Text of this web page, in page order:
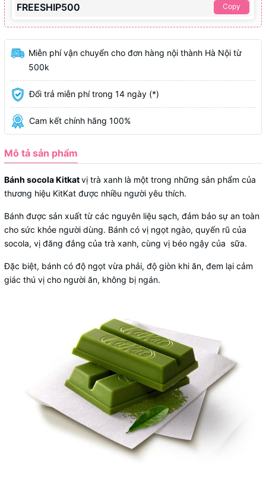
FREESHIP500 Copy
Miễn phí vận chuyển cho đơn hàng nội thành Hà Nội từ
500k
Đổi trả miễn phí trong 14 ngày (*)
Cam kết chính hãng 100%
Mô tả sản phẩm
Bánh socola Kitkatvị trà xanh là một trong những sản phẩm của
thương hiệu KitKat được nhiều người yêu thích.
Bánh được sản xuất từ các nguyên liệu sạch, đảm bảo sự an toàn
cho sức khỏe người dùng. Bánh có vị ngọt ngào, quyến rũ của
socola, vị đăng đắng của trà xanh, cùng vị béo ngậy của sữa.
Đặc biệt, bánh có độ ngọt vừa phải, độ giòn khi ăn, đem lại cảm
giác thú vị cho người ăn, không bị ngán.